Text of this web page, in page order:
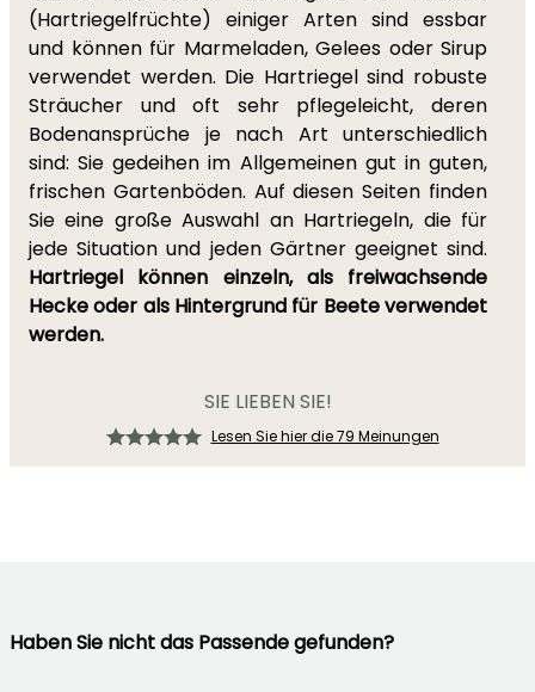
(Hartriegelfrüchte) einiger Arten sind essbar
und können für Marmeladen, Gelees oder Sirup
verwendet werden. Die Hartriegel sind robuste
Sträucher und oft sehr pflegeleicht, deren
Bodenansprüche je nach Art unterschiedlich
sind: Sie gedeihen im Allgemeinen gut in guten,
frischen Gartenböden. Auf diesen Seiten finden
Sie eine große Auswahl an Hartriegeln, die für
jede Situation und jeden Gärtner geeignet sind.
Hartriegel können einzeln, als freiwachsende
Hecke oder als Hintergrund für Beete verwendet
werden.
SIE LIEBEN SIE!
Lesen Sie hier die 79 Meinungen
Haben Sie nicht das Passende gefunden?